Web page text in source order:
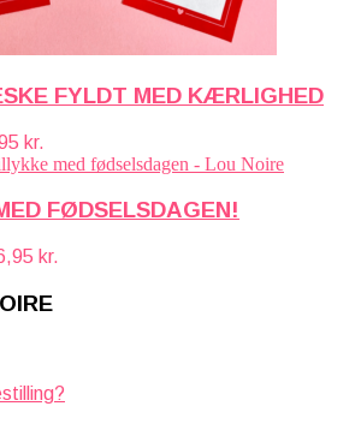
FYLDT MED KÆRLIGHED
kr.
FØDSELSDAGEN!
kr.